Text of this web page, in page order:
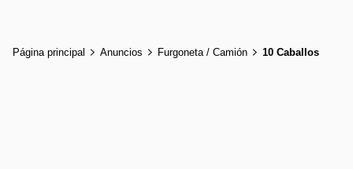
Página principal Anuncios Furgoneta / Camión 10 Caballos